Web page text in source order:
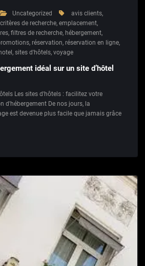
Uncategorized avis clients,
critères de recherche, emplacement,
, filtres de recherche, hébergement,
, réservation, réservation en ligne,
, sites d'hôtels, voyage
idéal sur un site d’hôtel
Les sites d'hôtels : facilitez votre
d'hébergement De nos jours, la
est devenue plus facile que jamais grâce